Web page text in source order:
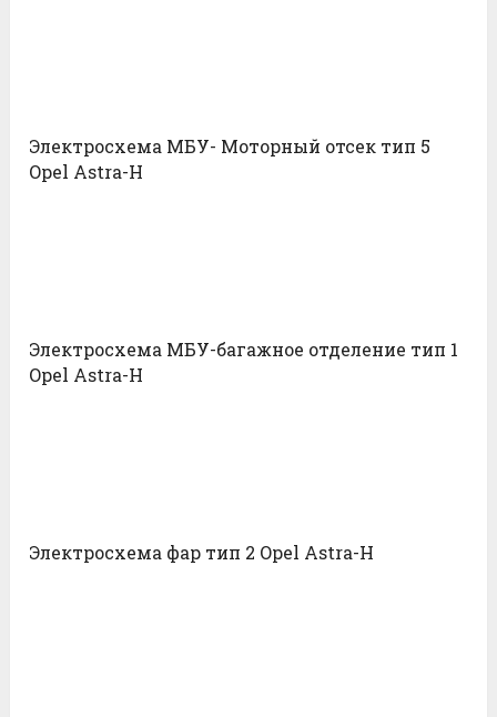
Электросхема МБУ- Моторный отсек тип 5
Opel Astra-H
Электросхема МБУ-багажное отделение тип 1
Opel Astra-H
Электросхема фар тип 2 Opel Astra-H